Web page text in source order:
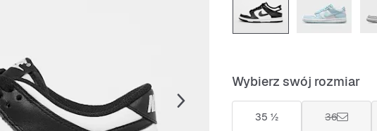
Wybierz swój rozmiar
35 ½ 36